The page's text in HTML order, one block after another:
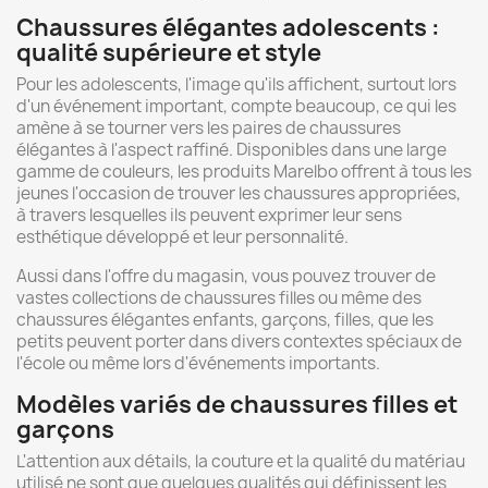
Chaussures élégantes adolescents :
qualité supérieure et style
Pour les adolescents, l'image qu'ils affichent, surtout lors
d'un événement important, compte beaucoup, ce qui les
amène à se tourner vers les paires de chaussures
élégantes à l'aspect raffiné. Disponibles dans une large
gamme de couleurs, les produits Marelbo offrent à tous les
jeunes l'occasion de trouver les chaussures appropriées,
à travers lesquelles ils peuvent exprimer leur sens
esthétique développé et leur personnalité.
Aussi dans l'offre du magasin, vous pouvez trouver de
vastes collections de chaussures filles ou même des
chaussures élégantes enfants, garçons, filles, que les
petits peuvent porter dans divers contextes spéciaux de
l'école ou même lors d'événements importants.
Modèles variés de chaussures filles et
garçons
L'attention aux détails, la couture et la qualité du matériau
utilisé ne sont que quelques qualités qui définissent les